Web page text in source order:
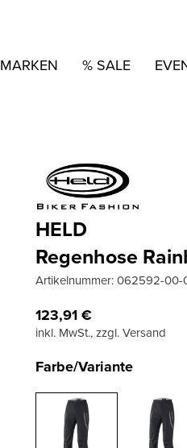
MARKEN % SALE
HELD
Regenhose
Artikelnummer:062592-00-
123,91€
inkl. MwSt., zzgl. Versand
Farbe/Variante